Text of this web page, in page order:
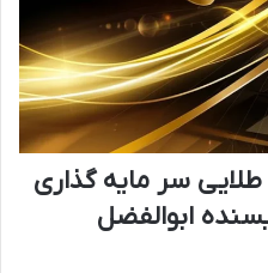
122 شگرد طلایی سر مایه گذاری
ابوالفضل